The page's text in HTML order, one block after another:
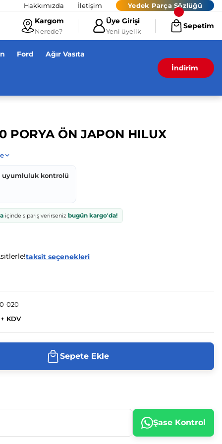
Hakkımızda İletişim Yedek Parça Sözlüğü
Kargom
Nerede?
Üye Girişi
Yeni üyelik
Sepetim
Ford Ağır Vasıta
İndirim
PORYA ÖN JAPON HILUX
uyumluluk kontrolü
içinde sipariş verirseniz bugün kargo'da!
taksit seçenekleri
020
KDV
Sepete Ekle
Şase Kontrol